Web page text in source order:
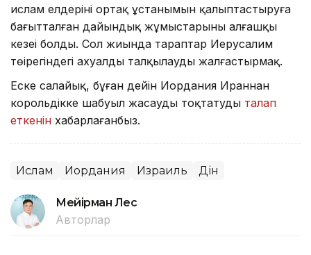
ислам елдерінің ортақ ұстанымын қалыптастыруға
бағытталған дайындық жұмыстарының алғашқы
кезеңі болды. Сол жиында тараптар Иерусалим
төңірегіндегі ахуалды талқылауды жалғастырмақ.
Еске салайық, бұған дейін Иордания Ираннан
корольдікке шабуыл жасауды тоқтатуды талап
еткенін хабарлағанбыз.
Ислам Иордания Израиль Дін
Мейірман Лес
Авторлар